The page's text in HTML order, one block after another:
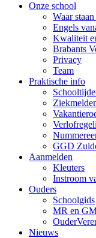
Onze school
Waar
Engels
Kwaliteit
Brabants
Privacy
Team
Praktische info
GGD
Aanmelden
Kleuters
Instroom
Ouders
Schoolgids
MR en
Nieuws